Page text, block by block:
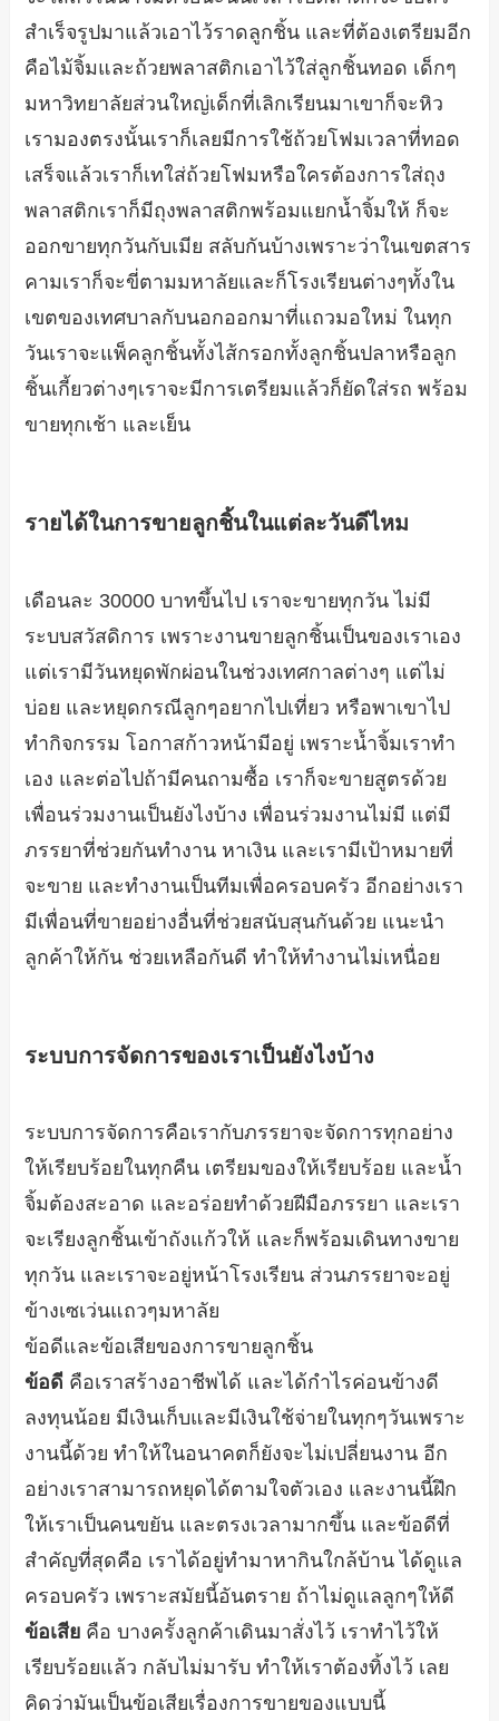
สำเร็จรูปมาแล้วเอาไว้ราดลูกชิ้น และที่ต้องเตรียมอีก
คือไม้จิ้มและถ้วยพลาสติกเอาไว้ใส่ลูกชิ้นทอด เด็กๆ
มหาวิทยาลัยส่วนใหญ่เด็กที่เลิกเรียนมาเขาก็จะหิว
เรามองตรงนั้นเราก็เลยมีการใช้ถ้วยโฟมเวลาที่ทอด
เสร็จแล้วเราก็เทใส่ถ้วยโฟมหรือใครต้องการใส่ถุง
พลาสติกเราก็มีถุงพลาสติกพร้อมแยกน้ำจิ้มให้ ก็จะ
ออกขายทุกวันกับเมีย สลับกันบ้างเพราะว่าในเขตสาร
คามเราก็จะขี่ตามมหาลัยและก็โรงเรียนต่างๆทั้งใน
เขตของเทศบาลกับนอกออกมาที่แถวมอใหม่ ในทุก
วันเราจะแพ็คลูกชิ้นทั้งไส้กรอกทั้งลูกชิ้นปลาหรือลูก
ชิ้นเกี้ยวต่างๆเราจะมีการเตรียมแล้วก็ยัดใส่รถ พร้อม
ขายทุกเช้า และเย็น
รายได้ในการขายลูกชิ้นในแต่ละวันดีไหม
เดือนละ 30000 บาทขึ้นไป เราจะขายทุกวัน ไม่มี
ระบบสวัสดิการ เพราะงานขายลูกชิ้นเป็นของเราเอง
แต่เรามีวันหยุดพักผ่อนในช่วงเทศกาลต่างๆ แต่ไม่
บ่อย และหยุดกรณีลูกๆอยากไปเที่ยว หรือพาเขาไป
ทำกิจกรรม โอกาสก้าวหน้ามีอยู่ เพราะน้ำจิ้มเราทำ
เอง และต่อไปถ้ามีคนถามซื้อ เราก็จะขายสูตรด้วย
เพื่อนร่วมงานเป็นยังไงบ้าง เพื่อนร่วมงานไม่มี แต่มี
ภรรยาที่ช่วยกันทำงาน หาเงิน และเรามีเป้าหมายที่
จะขาย และทำงานเป็นทีมเพื่อครอบครัว อีกอย่างเรา
มีเพื่อนที่ขายอย่างอื่นที่ช่วยสนับสุนกันด้วย แนะนำ
ลูกค้าให้กัน ช่วยเหลือกันดี ทำให้ทำงานไม่เหนื่อย
ระบบการจัดการของเราเป็นยังไงบ้าง
ระบบการจัดการคือเรากับภรรยาจะจัดการทุกอย่าง
ให้เรียบร้อยในทุกคืน เตรียมของให้เรียบร้อย และน้ำ
จิ้มต้องสะอาด และอร่อยทำด้วยฝีมือภรรยา และเรา
จะเรียงลูกชิ้นเข้าถังแก้วให้ และก็พร้อมเดินทางขาย
ทุกวัน และเราจะอยู่หน้าโรงเรียน ส่วนภรรยาจะอยู่
ข้างเซเว่นแถวๆมหาลัย
ข้อดีและข้อเสียของการขายลูกชิ้น
ข้อดี คือเราสร้างอาชีพได้ และได้กำไรค่อนข้างดี
ลงทุนน้อย มีเงินเก็บและมีเงินใช้จ่ายในทุกๆวันเพราะ
งานนี้ด้วย ทำให้ในอนาคตก็ยังจะไม่เปลี่ยนงาน อีก
อย่างเราสามารถหยุดได้ตามใจตัวเอง และงานนี้ฝึก
ให้เราเป็นคนขยัน และตรงเวลามากขึ้น และข้อดีที่
สำคัญที่สุดคือ เราได้อยู่ทำมาหากินใกล้บ้าน ได้ดูแล
ครอบครัว เพราะสมัยนี้อันตราย ถ้าไม่ดูแลลูกๆให้ดี
ข้อเสีย คือ บางครั้งลูกค้าเดินมาสั่งไว้ เราทำไว้ให้
เรียบร้อยแล้ว กลับไม่มารับ ทำให้เราต้องทิ้งไว้ เลย
คิดว่ามันเป็นข้อเสียเรื่องการขายของแบบนี้